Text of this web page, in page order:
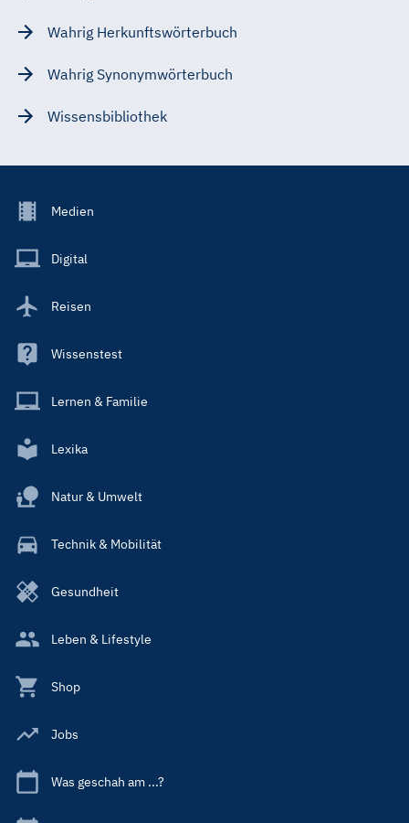
Wahrig Herkunftswörterbuch
Wahrig Synonymwörterbuch
Wissensbibliothek
Footer
Main
Medien
Digital
Reisen
Wissenstest
Lernen & Familie
Lexika
Natur & Umwelt
Technik & Mobilität
Gesundheit
Leben & Lifestyle
Shop
Jobs
Was geschah am ...?